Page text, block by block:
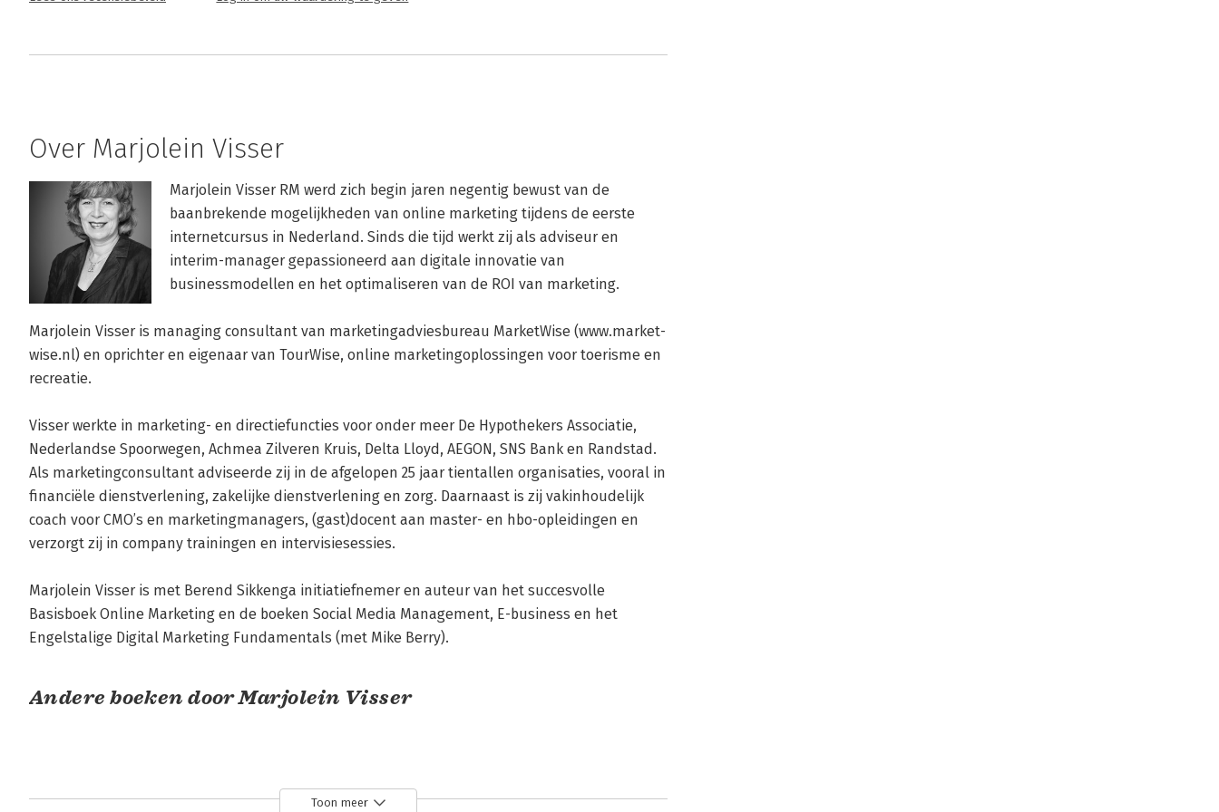
Over Marjolein Visser
Marjolein Visser RM werd zich begin jaren negentig bewust van de
baanbrekende mogelijkheden van online marketing tijdens de eerste
internetcursus in Nederland. Sinds die tijd werkt zij als adviseur en
interim-manager gepassioneerd aan digitale innovatie van
businessmodellen en het optimaliseren van de ROI van marketing.
Marjolein Visser is managing consultant van marketingadviesbureau MarketWise (www.market-
wise.nl) en oprichter en eigenaar van TourWise, online marketingoplossingen voor toerisme en
recreatie.
Visser werkte in marketing- en directiefuncties voor onder meer De Hypothekers Associatie,
Nederlandse Spoorwegen, Achmea Zilveren Kruis, Delta Lloyd, AEGON, SNS Bank en Randstad.
Als marketingconsultant adviseerde zij in de afgelopen 25 jaar tientallen organisaties, vooral in
financiële dienstverlening, zakelijke dienstverlening en zorg. Daarnaast is zij vakinhoudelijk
coach voor CMO’s en marketingmanagers, (gast)docent aan master- en hbo-opleidingen en
verzorgt zij in company trainingen en intervisiesessies.
Marjolein Visser is met Berend Sikkenga initiatiefnemer en auteur van het succesvolle
Basisboek Online Marketing en de boeken Social Media Management, E-business en het
Engelstalige Digital Marketing Fundamentals (met Mike Berry).
Andere boeken door Marjolein Visser
Toon meer